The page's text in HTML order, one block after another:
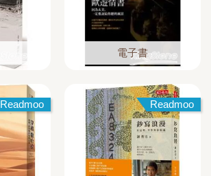
電子書
Readmoo Readmoo